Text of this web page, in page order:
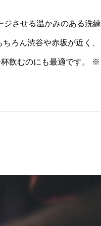
ジさせる温かみのある洗練
ろん渋谷や赤坂が近く、
飲むのにも最適です。 ※